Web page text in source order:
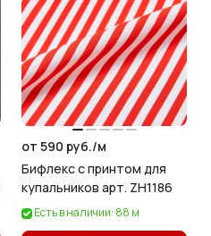
от 590 руб./м
Бифлекс с принтом для
купальников арт. ZH1186
Есть в наличии: 88 м